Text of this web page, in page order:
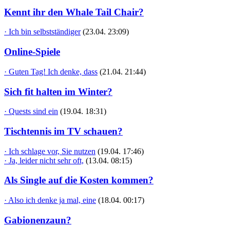
Kennt ihr den Whale Tail Chair?
· Ich bin selbstständiger (23.04. 23:09)
Online-Spiele
· Guten Tag! Ich denke, dass (21.04. 21:44)
Sich fit halten im Winter?
· Quests sind ein (19.04. 18:31)
Tischtennis im TV schauen?
· Ich schlage vor, Sie nutzen (19.04. 17:46)
· Ja, leider nicht sehr oft, (13.04. 08:15)
Als Single auf die Kosten kommen?
· Also ich denke ja mal, eine (18.04. 00:17)
Gabionenzaun?